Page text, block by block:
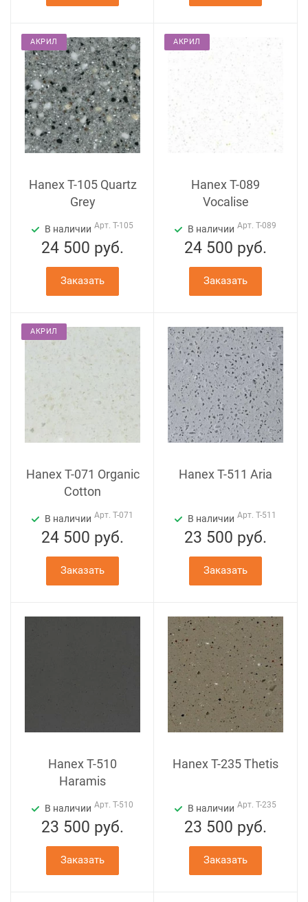
АКРИЛ
Hanex T-105 Quartz
Grey
В наличии Арт. T-105
24 500 руб.
Заказать
АКРИЛ
Hanex T-089
Vocalise
В наличии Арт. T-089
24 500 руб.
Заказать
АКРИЛ
Hanex T-071 Organic
Cotton
В наличии Арт. T-071
24 500 руб.
Заказать
Hanex T-511 Aria
В наличии Арт. T-511
23 500 руб.
Заказать
Hanex T-510
Haramis
В наличии Арт. T-510
23 500 руб.
Заказать
Hanex T-235 Thetis
В наличии Арт. T-235
23 500 руб.
Заказать